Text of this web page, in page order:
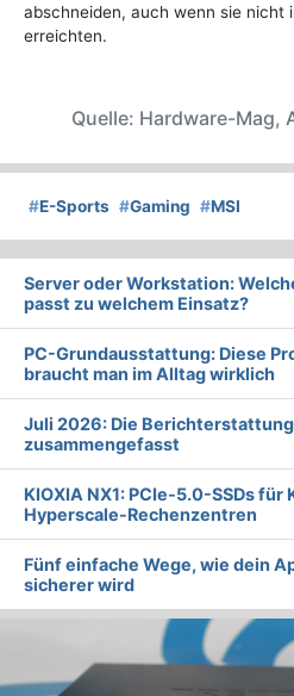
abschneiden, auch wenn sie nicht
erreichten.
Quelle: Hardware-Mag,
#E-Sports #Gaming #MSI
Server oder Workstation:
passt zu welchem Einsatz?
PC-Grundausstattung: Diese
braucht man im Alltag wirklich
Juli 2026: Die Bericht­erstattung
zusammengefasst
KIOXIA NX1: PCIe-5.0-SSDs für
Hyperscale-Rechenzentren
Fünf einfache Wege, wie dein
sicherer wird